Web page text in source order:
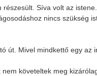
Síva volt az
nincs szükség
út. Mivel mindkettő egy az
követeltek meg